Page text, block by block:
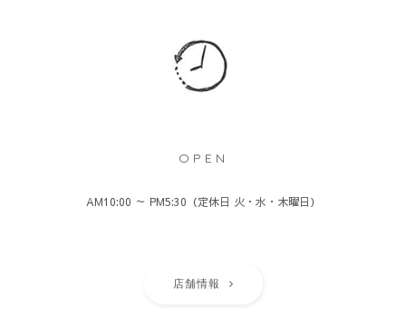
OPEN
AM10:00 ～ PM5:30（定休日 火・水・木曜日）
店舗情報